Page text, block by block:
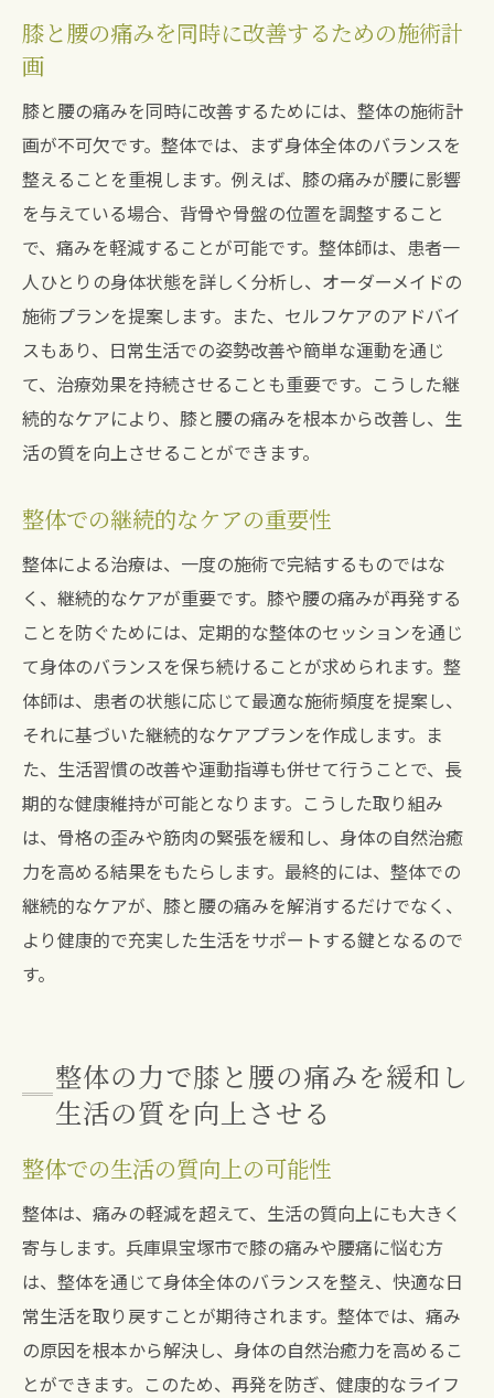
膝と腰の痛みを同時に改善するための施術計
画
膝と腰の痛みを同時に改善するためには、整体の施術計
画が不可欠です。整体では、まず身体全体のバランスを
整えることを重視します。例えば、膝の痛みが腰に影響
を与えている場合、背骨や骨盤の位置を調整すること
で、痛みを軽減することが可能です。整体師は、患者一
人ひとりの身体状態を詳しく分析し、オーダーメイドの
施術プランを提案します。また、セルフケアのアドバイ
スもあり、日常生活での姿勢改善や簡単な運動を通じ
て、治療効果を持続させることも重要です。こうした継
続的なケアにより、膝と腰の痛みを根本から改善し、生
活の質を向上させることができます。
整体での継続的なケアの重要性
整体による治療は、一度の施術で完結するものではな
く、継続的なケアが重要です。膝や腰の痛みが再発する
ことを防ぐためには、定期的な整体のセッションを通じ
て身体のバランスを保ち続けることが求められます。整
体師は、患者の状態に応じて最適な施術頻度を提案し、
それに基づいた継続的なケアプランを作成します。ま
た、生活習慣の改善や運動指導も併せて行うことで、長
期的な健康維持が可能となります。こうした取り組み
は、骨格の歪みや筋肉の緊張を緩和し、身体の自然治癒
力を高める結果をもたらします。最終的には、整体での
継続的なケアが、膝と腰の痛みを解消するだけでなく、
より健康的で充実した生活をサポートする鍵となるので
す。
整体の力で膝と腰の痛みを緩和し
生活の質を向上させる
整体での生活の質向上の可能性
整体は、痛みの軽減を超えて、生活の質向上にも大きく
寄与します。兵庫県宝塚市で膝の痛みや腰痛に悩む方
は、整体を通じて身体全体のバランスを整え、快適な日
常生活を取り戻すことが期待されます。整体では、痛み
の原因を根本から解決し、身体の自然治癒力を高めるこ
とができます。このため、再発を防ぎ、健康的なライフ